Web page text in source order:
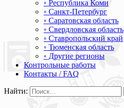
◦ Республика Коми
◦ Санкт-Петербург
◦ Саратовская область
◦ Свердловская область
◦ Ставропольский край
◦ Тюменская область
◦ Другие регионы
Контрольные работы
Контакты / FAQ
Найти: